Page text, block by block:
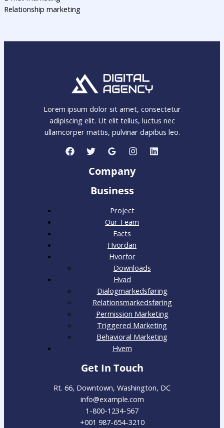
Relationship marketing
Lorem ipsum dolor sit amet, consectetur
adipiscing elit. Ut elit tellus, luctus nec
ullamcorper mattis, pulvinar dapibus leo.
Company
Business
Project
Our Team
Facts
Hvordan
Hvorfor
Downloads
Hvad
Dialogmarkedsføring
Relationsmarkedsføring
Permission Marketing
Triggered Marketing
Behavioral Marketing
Hvem
Get In Touch
Rt. 66, Downtown, Washington, DC
info@example.com​
1-800-1234-567
+001 987-654-3210